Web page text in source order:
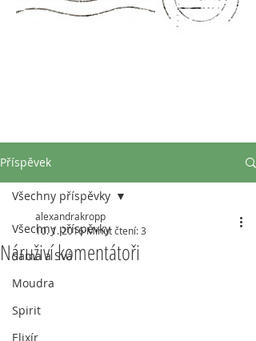
Příspěvek
Všechny příspěvky
Sama a Svá
Moudra
Spirit
Elixír
Všechny příspěvky
Náruživí komentátoři
alexandrakropp
10. 1. 2016 Minut čtení: 3